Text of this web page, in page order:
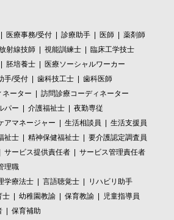
医療事務/受付 診療助手 医師
薬剤師
射線技師 視能訓練士
臨床工学技士
胚培養士
医療ソーシャルワーカー
手/受付 歯科技工士
歯科医師
ネーター
訪問診療コーディネーター
パー 介護福祉士
夜勤専従
アマネージャー 生活相談員
生活支援員
祉士 精神保健福祉士
要介護認定調査員
サービス提供責任者
サービス管理責任者
理職
学療法士 言語聴覚士
リハビリ助手
士 幼稚園教諭 保育教諭
児童指導員
保育補助